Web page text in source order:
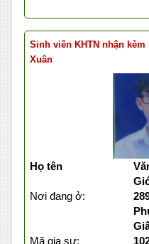
Sinh viên KHTN nhận
Xuân
Họ tên
Nơi đang ở:
Mã gia sư: